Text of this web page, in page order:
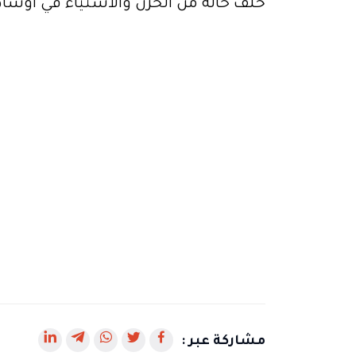
خلف حالة من الحزن والاستياء في
مشاركة عبر :
رابط رابطرابطرابطرابط